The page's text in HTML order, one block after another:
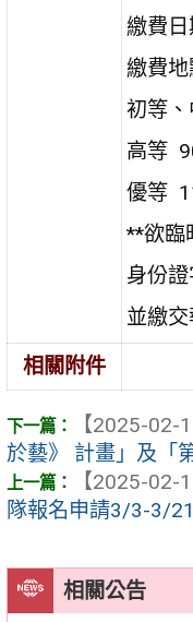
相關公告
繳費
繳費地
初等
高等
優等
**欲臨
身份
並繳交
相關附件
【2025-02-
於藝》 計畫」及「
【2025-02-
隊報名申請3/3-3/21